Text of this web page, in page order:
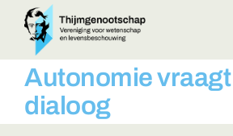
naar
inhoud
BIJEENKOMSTEN
ACTUEEL
Autonomie
dialoog